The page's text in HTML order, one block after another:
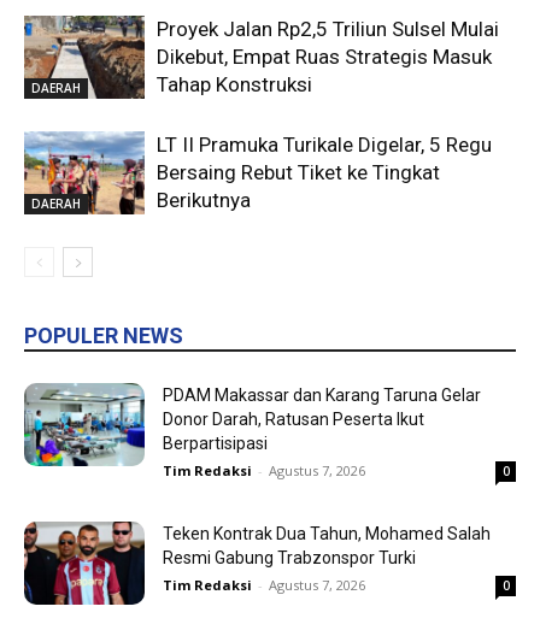
DAERAH
Proyek Jalan Rp2,5 Triliun Sulsel Mulai
Dikebut, Empat Ruas Strategis Masuk
Tahap Konstruksi
DAERAH
LT II Pramuka Turikale Digelar, 5 Regu
Bersaing Rebut Tiket ke Tingkat
Berikutnya
POPULER NEWS
PDAM Makassar dan Karang Taruna Gelar
Donor Darah, Ratusan Peserta Ikut
Berpartisipasi
Tim Redaksi - Agustus 7, 2026 0
Teken Kontrak Dua Tahun, Mohamed Salah
Resmi Gabung Trabzonspor Turki
Tim Redaksi - Agustus 7, 2026 0